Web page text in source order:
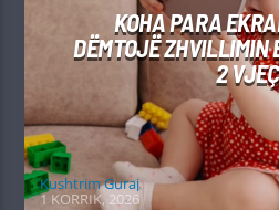
KOHA PARA
DËMTOJË ZHVILLIMIN
2 VJEÇ
Kushtrim Guraj
1 KORRIK, 2026